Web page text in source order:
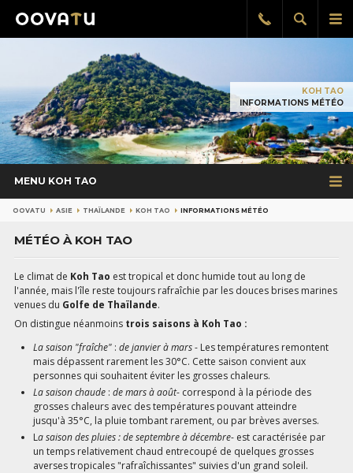
le
Afficher
la
Rappel
gratuit
KOH TAO
INFORMATIONS MÉTÉO
MENU KOH TAO
OOVATU ASIE THAÏLANDE KOH TAO INFORMATIONS MÉTÉO
MÉTÉO À KOH TAO
Le climat de Koh Tao est tropical et donc humide tout au long de
l'année, mais l'île reste toujours rafraîchie par les douces brises marines
venues du Golfe de Thaïlande.
On distingue néanmoins trois saisons à Koh Tao :
La saison "fraîche" : de janvier à mars- Les températures remontent
mais dépassent rarement les 30°C. Cette saison convient aux
personnes qui souhaitent éviter les grosses chaleurs.
La saison chaude : de mars à août- correspond à la période des
grosses chaleurs avec des températures pouvant atteindre
jusqu'à 35°C, la pluie tombant rarement, ou par brèves averses.
La saison des pluies : de septembre à décembre- est caractérisée par
un temps relativement chaud entrecoupé de quelques grosses
averses tropicales "rafraîchissantes" suivies d'un grand soleil.